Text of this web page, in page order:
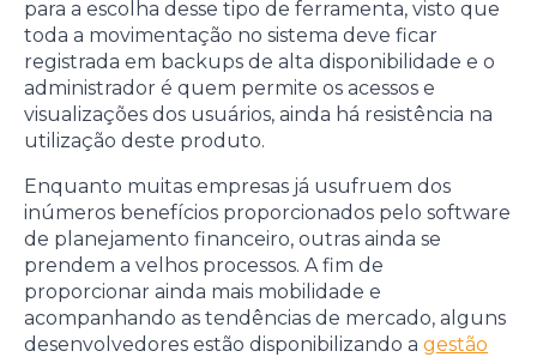
para a escolha desse tipo de ferramenta, visto que
toda a movimentação no sistema deve ficar
registrada em backups de alta disponibilidade e o
administrador é quem permite os acessos e
visualizações dos usuários, ainda há resistência na
utilização deste produto.
Enquanto muitas empresas já usufruem dos
inúmeros benefícios proporcionados pelo software
de planejamento financeiro, outras ainda se
prendem a velhos processos. A fim de
proporcionar ainda mais mobilidade e
acompanhando as tendências de mercado, alguns
desenvolvedores estão disponibilizando a gestão